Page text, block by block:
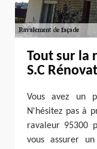
Tout sur la
S.C
Vous avez un
N'hésitez pas à
ravaleur 95300
vous assurer